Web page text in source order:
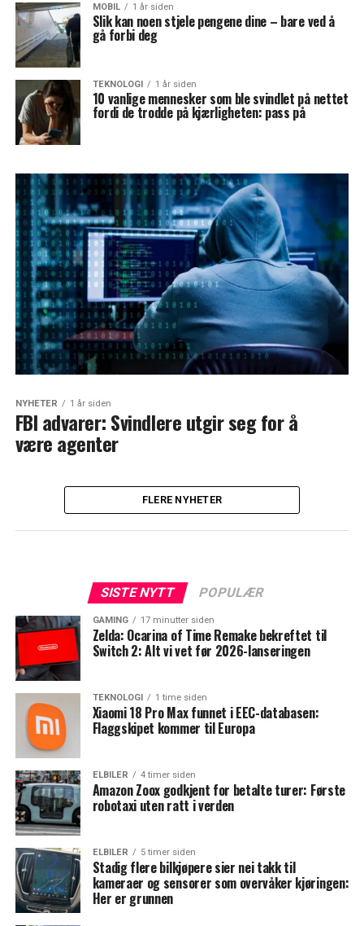
MOBIL 1 år siden
Slik kan noen stjele pengene dine – bare ved å
gå forbi deg
TEKNOLOGI 1 år siden
10 vanlige mennesker som ble svindlet på nettet
fordi de trodde på kjærligheten: pass på
NYHETER 1 år siden
FBI advarer: Svindlere utgir seg for å
være agenter
FLERE NYHETER
SISTE NYTT POPULÆR
GAMING 17 minutter siden
Zelda: Ocarina of Time Remake bekreftet til
Switch 2: Alt vi vet før 2026-lanseringen
TEKNOLOGI 1 time siden
Xiaomi 18 Pro Max funnet i EEC-databasen:
Flaggskipet kommer til Europa
ELBILER 4 timer siden
Amazon Zoox godkjent for betalte turer: Første
robotaxi uten ratt i verden
ELBILER 5 timer siden
Stadig flere bilkjøpere sier nei takk til
kameraer og sensorer som overvåker kjøringen:
Her er grunnen